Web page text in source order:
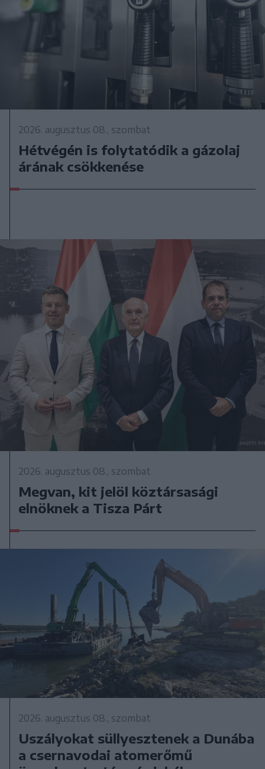
2026. augusztus 08., szombat
Hétvégén is folytatódik a gázolaj
árának csökkenése
2026. augusztus 08., szombat
Megvan, kit jelöl köztársasági
elnöknek a Tisza Párt
2026. augusztus 08., szombat
Uszályokat süllyesztenek a Dunába
a csernavodai atomerőmű